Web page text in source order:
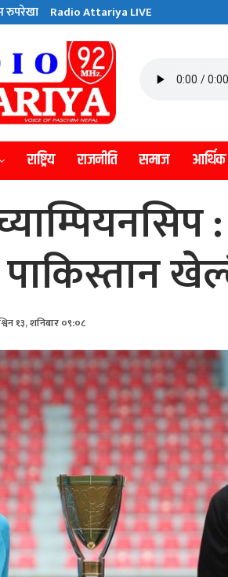
रुपरेखा Radio Attariya LIVE
राष्ट्रिय राजनीति समाज आर्थिक
१३, शनिबार ०९:०८